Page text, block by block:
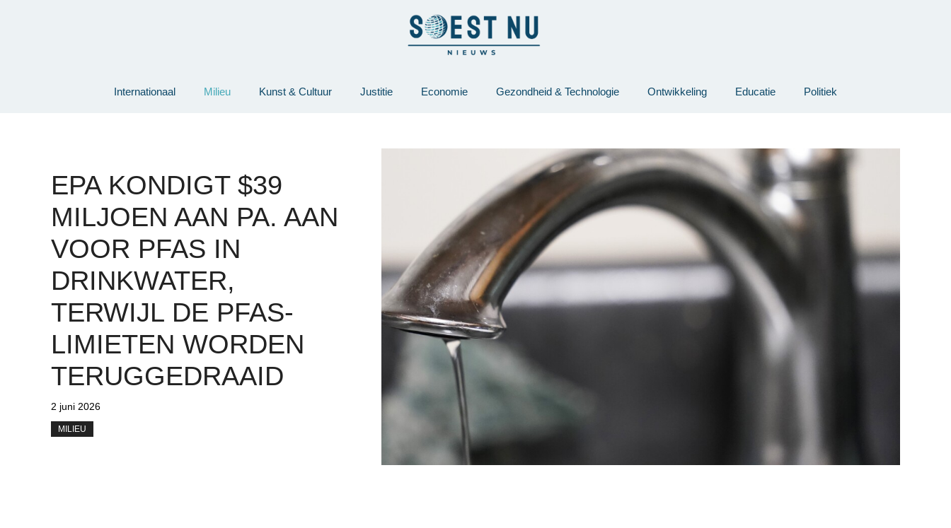
Internationaal Milieu Kunst & Cultuur Justitie Economie Gezondheid & Technologie Ontwikkeling Educatie Politiek
EPA KONDIGT $39
MILJOEN AAN PA. AAN
VOOR PFAS IN
DRINKWATER,
TERWIJL DE PFAS-
LIMIETEN WORDEN
TERUGGEDRAAID
2 juni 2026
MILIEU